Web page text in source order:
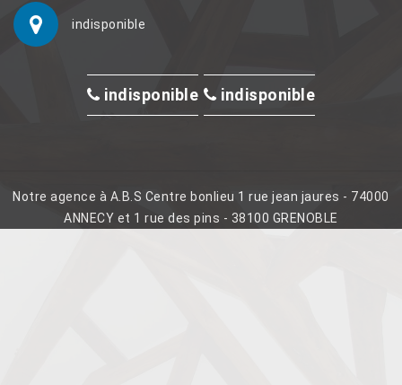
indisponible
indisponible indisponible
Notre agence à A.B.S Centre bonlieu 1 rue jean jaures - 74000
ANNECY et 1 rue des pins - 38100 GRENOBLE